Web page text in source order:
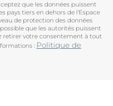
que les données puissent
pays tiers en dehors de l'Espace
de protection des données
que les autorités puissent
retirer votre consentement à tout
: Politique de